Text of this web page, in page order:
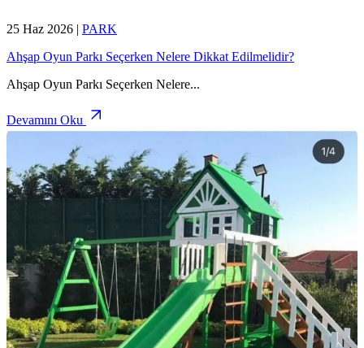
25 Haz 2026 | PARK
Ahşap Oyun Parkı Seçerken Nelere Dikkat Edilmelidir?
Ahşap Oyun Parkı Seçerken Nelere...
Devamını Oku